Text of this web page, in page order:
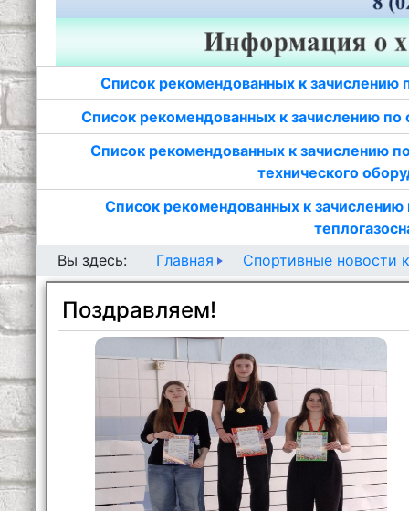
Список рекомендованных к зачислению
Список рекомендованных к зачислению
Список рекомендованных к зачислению
технического
Список рекомендованных к
Вы здесь:
Главная Спортивные новости
Поздравляем!